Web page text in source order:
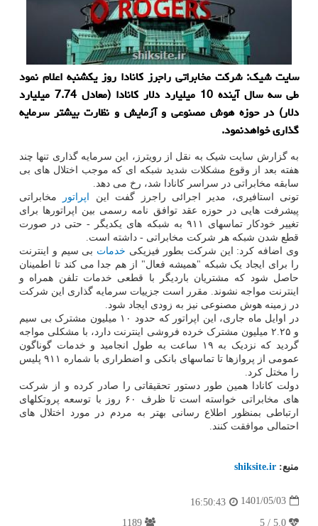
سایت شیک: شرکت مخابراتی راجرز کانادا روز یکشنبه اعلام نمود
طی سه سال آینده 10 میلیارد دلار کانادا (معادل 7.74 میلیارد
دلار) در حوزه هوش مصنوعی و آزمایش و نظارت بیشتر سرمایه
گذاری خواهدنمود.
به گزارش سایت شیک به نقل از رویترز، این سرمایه گذاری تنها چند
هفته بعد از وقوع مشکلات شدید شبکه ای که موجب اختلال های بی
سابقه مخابراتی در سراسر کانادا شد، رخ می دهد.
تونی استافیری، مدیر اجرائی راجرز گفت این
اپراتور
مخابراتی
پیشرفت هایی در حوزه عقد توافق نامه رسمی بین اپراتورها برای
تغییر خودکار تماسهای ۹۱۱ به شبکه های یکدیگر - حتی در صورت
قطع شدن شبکه هر شرکت مخابراتی - داشته است.
وی اضافه کرد: این شرکت بطور فیزیکی خدمات بی سیم و اینترنت
را برای ایجاد یک شبکه "همیشه فعال" از هم جدا می کند تا اطمینان
حاصل شود که مشتریان باردیگر با قطعی خدمات تلفن همراه و
اینترنت مواجه نشوند. مقرر است جزییات سرمایه گذاری این شرکت
در زمینه هوش مصنوعی نیز به زودی ایجاد شود.
در اوایل ماه جاری، این اپراتور که حدود ۱۰ میلیون مشترک بی سیم
و ۲.۲۵ میلیون مشترک خرده فروشی اینترنت دارد، با مشکلی مواجه
گردید که نزدیک به ۱۹ ساعت به طول انجامید و خدمات گوناگون
عمومی از پروازها تا تماسهای بانکی و اضطراری با شماره ۹۱۱ پلیس
را مختل کرد.
دولت کانادا همین طور دستور تحقیقاتی را صادر کرده و از شرکت
های مخابراتی خواسته است تا ظرف ۶۰ روز با توسعه پروتکلهای
ارتباطی بمنظور اطلاع رسانی بهتر به مردم در مورد اختلال های
احتمالی موافقت کنند.
منبع: shiksite.ir
1401/05/03
16:50:43